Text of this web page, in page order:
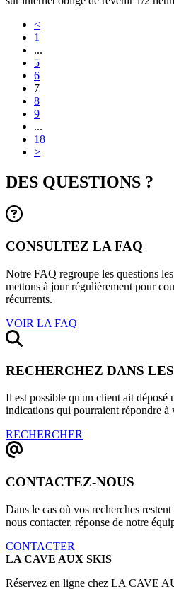
<
1
...
5
6
7
8
9
...
18
>
DES QUESTIONS ?
CONSULTEZ LA FAQ
Notre FAQ regroupe les questions
mettons à jour régulièrement pour
récurrents.
VOIR LA FAQ
RECHERCHEZ DANS
Il est possible qu'un client ait déposé
indications qui pourraient répondre à
RECHERCHER
CONTACTEZ-NOUS
Dans le cas où vos recherches
nous contacter, réponse de notre
CONTACTER
LA CAVE AUX SKIS
Réservez en ligne chez LA CAVE